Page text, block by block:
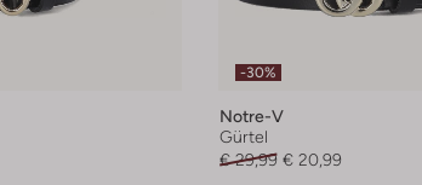
-30%
Notre-V
Gürtel
€ 29,99 € 20,99